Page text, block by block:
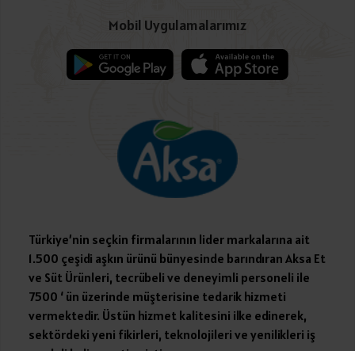
Mobil Uygulamalarımız
Türkiye’nin seçkin firmalarının lider markalarına ait
1.500 çeşidi aşkın ürünü bünyesinde barındıran Aksa Et
ve Süt Ürünleri, tecrübeli ve deneyimli personeli ile
7500 ‘ ün üzerinde müşterisine tedarik hizmeti
vermektedir. Üstün hizmet kalitesini ilke edinerek,
sektördeki yeni fikirleri, teknolojileri ve yenilikleri iş